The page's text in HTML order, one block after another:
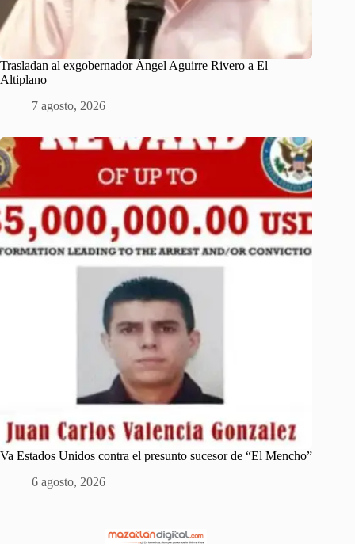
Trasladan al exgobernador Ángel Aguirre Rivero a El
Altiplano
7 agosto, 2026
Va Estados Unidos contra el presunto sucesor de “El Mencho”
6 agosto, 2026